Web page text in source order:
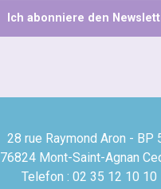
Ich abonniere den
28 rue Raymond Aron - BP
76824 Mont-Saint-Agnan
Telefon : 02 35 12 10 10